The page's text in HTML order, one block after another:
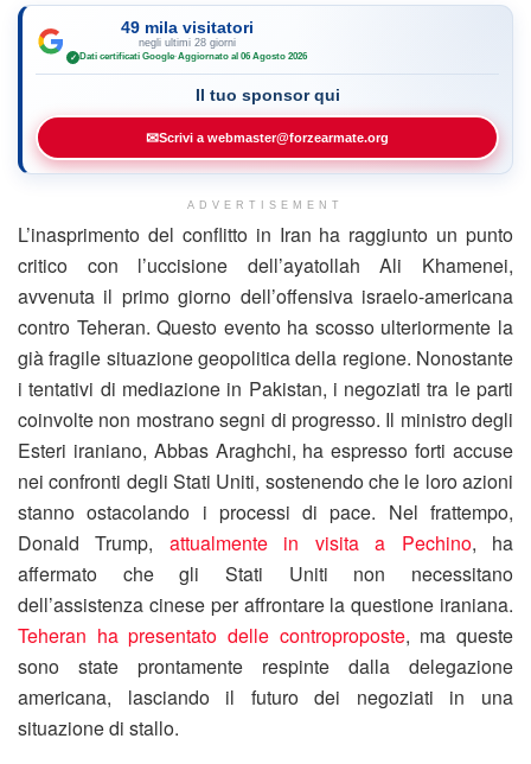
49 mila visitatori
negli ultimi 28 giorni
✓ Dati certificati Google·Aggiornato al 06 Agosto 2026
Il tuo sponsor qui
✉Scrivi a webmaster@forzearmate.org
ADVERTISEMENT
L’inasprimento del conflitto in Iran ha raggiunto un punto
critico con l’uccisione dell’ayatollah Ali Khamenei,
avvenuta il primo giorno dell’offensiva israelo-americana
contro Teheran. Questo evento ha scosso ulteriormente la
già fragile situazione geopolitica della regione. Nonostante
i tentativi di mediazione in Pakistan, i negoziati tra le parti
coinvolte non mostrano segni di progresso. Il ministro degli
Esteri iraniano, Abbas Araghchi, ha espresso forti accuse
nei confronti degli Stati Uniti, sostenendo che le loro azioni
stanno ostacolando i processi di pace. Nel frattempo,
Donald Trump, attualmente in visita a Pechino, ha
affermato che gli Stati Uniti non necessitano
dell’assistenza cinese per affrontare la questione iraniana.
Teheran ha presentato delle controproposte, ma queste
sono state prontamente respinte dalla delegazione
americana, lasciando il futuro dei negoziati in una
situazione di stallo.